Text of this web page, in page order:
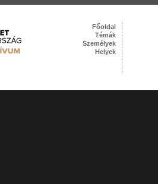
Főoldal
Témák
Személyek
Helyek